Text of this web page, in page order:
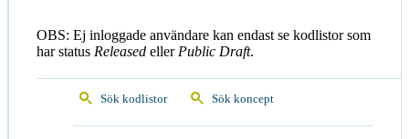
OBS: Ej inloggade användare kan endast se kodlistor som
har status Released eller Public Draft.
Sök kodlistor Sök koncept